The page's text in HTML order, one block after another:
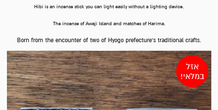
Hibi is an incense stick you can light easily without a lighting device.
The incense of Awaji Island and matches of Harima.
Born from the encounter of two of Hyogo prefecture’s traditional crafts.
אזל
במלאי!